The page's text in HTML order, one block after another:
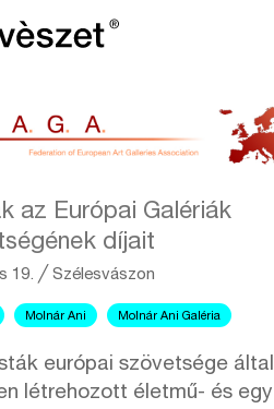
az Európai Galériák
díjait
19. ╱Szélesvászon
Molnár Ani Molnár Ani Galéria
európai szövetsége által
létrehozott életmű- és egy